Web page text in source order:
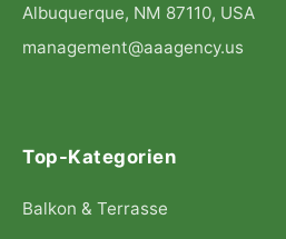
Albuquerque, NM 87110, USA
management@aaagency.us
Top-Kategorien
Balkon & Terrasse